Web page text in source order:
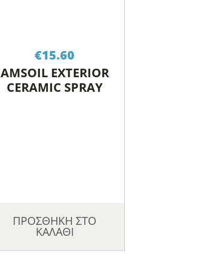
€15.60
AMSOIL EXTERIOR
CERAMIC SPRAY
ΠΡΟΣΘΗΚΗ ΣΤΟ
ΚΑΛΑΘΙ